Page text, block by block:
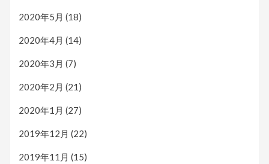
2020年5月 (18)
2020年4月 (14)
2020年3月 (7)
2020年2月 (21)
2020年1月 (27)
2019年12月 (22)
2019年11月 (15)